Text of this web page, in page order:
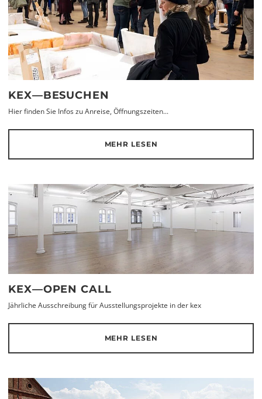
KEX—BESUCHEN
Hier finden Sie Infos zu Anreise, Öffnungszeiten...
MEHR LESEN
KEX—OPEN CALL
Jährliche Ausschreibung für Ausstellungsprojekte in der kex
MEHR LESEN